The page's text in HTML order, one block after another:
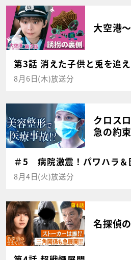
大空港
第3話 消えた子供と兎を追え
8月6日(木)放送分
クロス
急の約
＃5 病院激震！パワハラ＆
8月4日(火)放送分
名探偵